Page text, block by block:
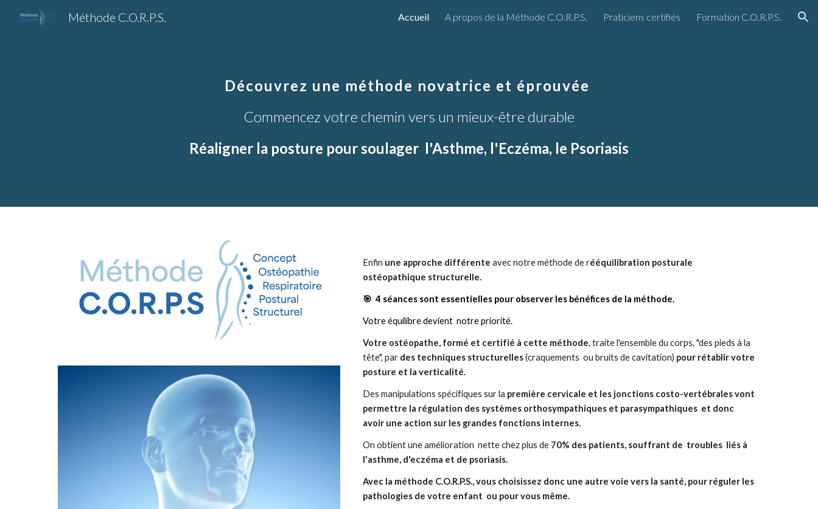
Skip to navigation
Méthode C.O.R.P.S. Accueil A propos de la Méthode C.O.R.P.S. Praticiens certifiés Formation C.O.R.P.S.
Découvrez une méthode novatrice et éprouvée
Commencez votre chemin vers un mieux-être durable
Réaligner la posture pour soulager l'Asthme, l'Eczéma, le Psoriasis
Enfin une approche différente avec notre méthode de rééquilibration posturale
ostéopathique structurelle.
🎯 4 séances sont essentielles pour observer les bénéfices de la méthode.
Votre équilibre devient notre priorité.
Votre ostéopathe, formé et certifié à cette méthode, traite l'ensemble du corps, "des pieds à la
tête",par des techniques structurelles(craquements ou bruits de cavitation) pour rétablir votre
posture et la verticalité.
Des manipulations spécifiques sur la première cervicale et les jonctions costo-vertébrales vont
permettre la régulation des systèmes orthosympathiques et parasympathiques et donc
avoir une action sur les grandes fonctions internes.
On obtient uneamélioration nettechezplus de 70% des patients, souffrant de troubles liés à
l'asthme, d'eczéma et de psoriasis.
Avec la méthode C.O.R.P.S., vous choisissez donc une autre voie vers la santé, pour réguler les
pathologies de votre enfant ou pour vous même.